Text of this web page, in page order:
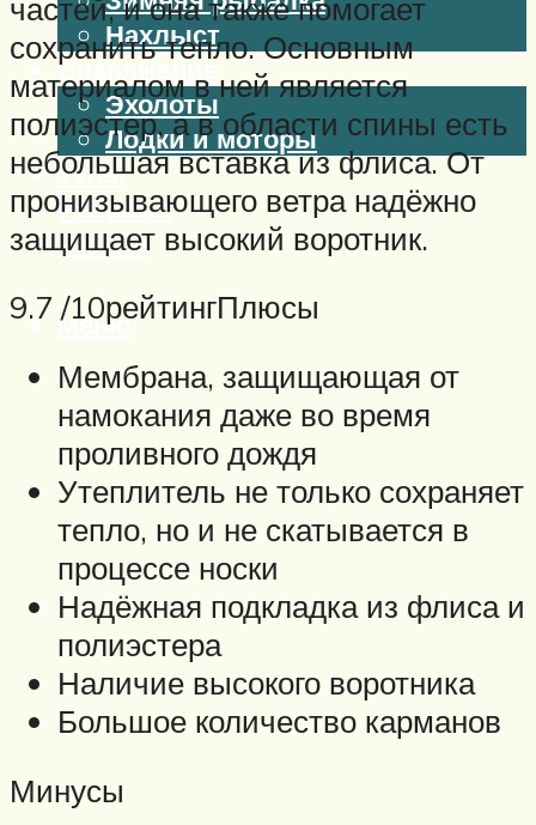
Нахлыст
Снаряжение
Эхолоты
Лодки и моторы
Узлы
Рецепты
Разное
Меню
частей, и она также помогает
сохранить тепло. Основным
материалом в ней является
полиэстер, а в области спины есть
небольшая вставка из флиса. От
пронизывающего ветра надёжно
защищает высокий воротник.
9.7 /10рейтингПлюсы
Мембрана, защищающая от
намокания даже во время
проливного дождя
Утеплитель не только сохраняет
тепло, но и не скатывается в
процессе носки
Надёжная подкладка из флиса и
полиэстера
Наличие высокого воротника
Большое количество карманов
Минусы